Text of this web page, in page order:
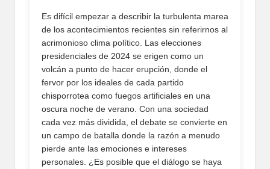
Es difícil empezar a describir la turbulenta marea
de los acontecimientos recientes sin referirnos al
acrimonioso clima político. Las elecciones
presidenciales de 2024 se erigen como un
volcán a punto de hacer erupción, donde el
fervor por los ideales de cada partido
chisporrotea como fuegos artificiales en una
oscura noche de verano. Con una sociedad
cada vez más dividida, el debate se convierte en
un campo de batalla donde la razón a menudo
pierde ante las emociones e intereses
personales. ¿Es posible que el diálogo se haya